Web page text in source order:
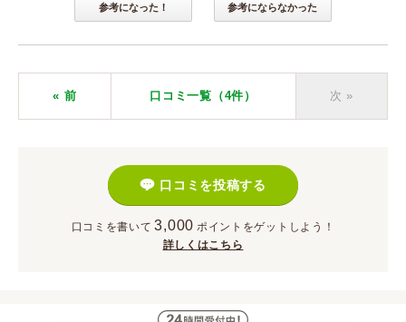
参考になった！ 参考にならなかった
« 前 口コミ一覧（4件） 次 »
口コミを投稿する
口コミを書いて 3,000 ポイント をゲットしよう！
詳しくはこちら